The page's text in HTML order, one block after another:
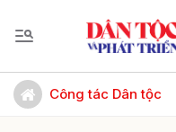
Công tác Dân tộc
Gửi bình luận